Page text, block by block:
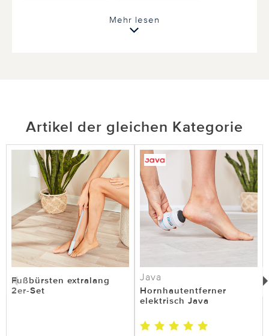
0 von 0 Kunden fanden diese Bewertung hilfreich.
hilfreich
Nicht
hilfreich
22.01.2020von Anja G. aus Nordschwarzwald
Supergut !!
habe es einfach umgedreht , am Nachbarzeh
Mehr lesen
Artikel der gleichen Kategorie
Fußbürsten extralang
2er-Set
Java
Hornhautentferner
elektrisch Java